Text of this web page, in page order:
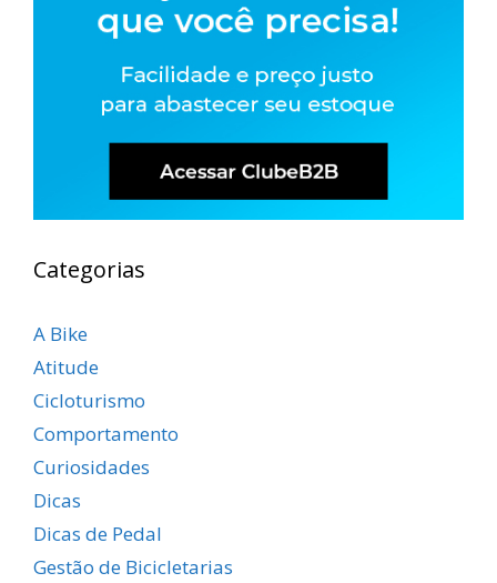
Categorias
A Bike
Atitude
Cicloturismo
Comportamento
Curiosidades
Dicas
Dicas de Pedal
Gestão de Bicicletarias